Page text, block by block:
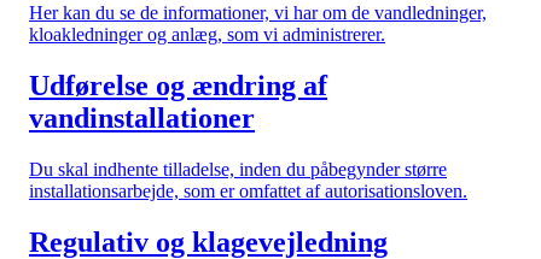
Her kan du se de informationer, vi har om de vandledninger,
kloakledninger og anlæg, som vi administrerer.
Udførelse og ændring af
vandinstallationer
Du skal indhente tilladelse, inden du påbegynder større
installationsarbejde, som er omfattet af autorisationsloven.
Regulativ og klagevejledning